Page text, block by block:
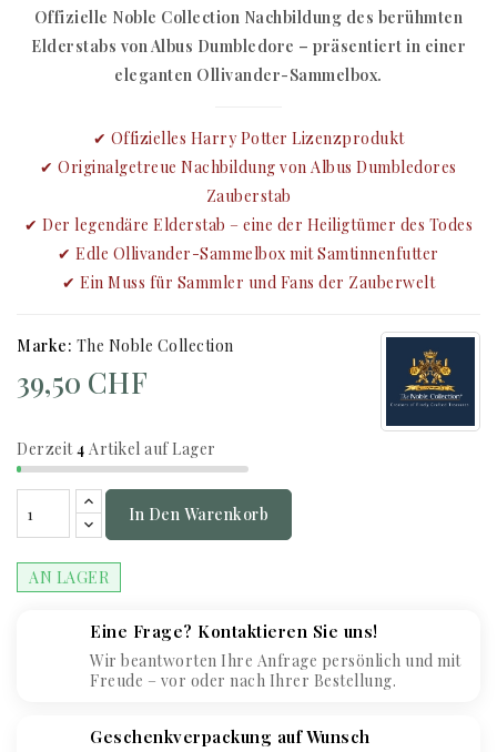
Offizielle Noble Collection Nachbildung des berühmten
Elderstabs von Albus Dumbledore – präsentiert in einer
eleganten Ollivander-Sammelbox.
✔ Offizielles Harry Potter Lizenzprodukt
✔ Originalgetreue Nachbildung von Albus Dumbledores
Zauberstab
✔ Der legendäre Elderstab – eine der Heiligtümer des Todes
✔ Edle Ollivander-Sammelbox mit Samtinnenfutter
✔ Ein Muss für Sammler und Fans der Zauberwelt
Marke: The Noble Collection
Derzeit4 Artikel auf Lager
39,50 CHF
In Den Warenkorb
AN LAGER
Eine Frage? Kontaktieren Sie uns!
Wir beantworten Ihre Anfrage persönlich und mit
Freude – vor oder nach Ihrer Bestellung.
Geschenkverpackung auf Wunsch